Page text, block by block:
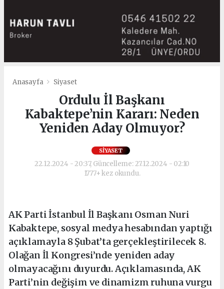
Anasayfa Siyaset
Ordulu İl Başkanı
Kabaktepe’nin Kararı: Neden
Yeniden Aday Olmuyor?
SIYASET
22.12.2024 - 20:37, Güncelleme: 27.12.2024 - 02:10
1777+ kez okundu.
AK Parti İstanbul İl Başkanı Osman Nuri
Kabaktepe, sosyal medya hesabından yaptığı
açıklamayla 8 Şubat’ta gerçekleştirilecek 8.
Olağan İl Kongresi’nde yeniden aday
olmayacağını duyurdu. Açıklamasında, AK
Parti’nin değişim ve dinamizm ruhuna vurgu